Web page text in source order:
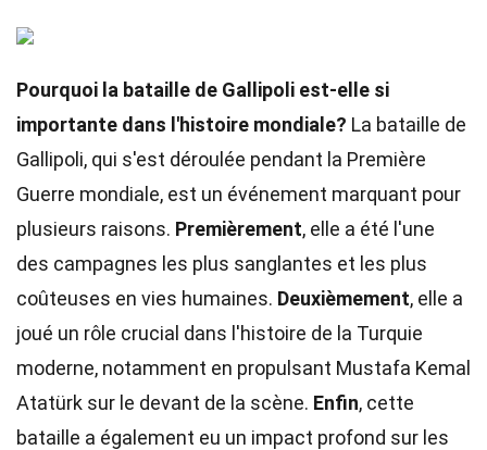
Pourquoi la bataille de Gallipoli est-elle si
importante dans l'histoire mondiale? La bataille de
Gallipoli, qui s'est déroulée pendant la Première
Guerre mondiale, est un événement marquant pour
plusieurs raisons. Premièrement, elle a été l'une
des campagnes les plus sanglantes et les plus
coûteuses en vies humaines. Deuxièmement, elle a
joué un rôle crucial dans l'histoire de la Turquie
moderne, notamment en propulsant Mustafa Kemal
Atatürk sur le devant de la scène. Enfin, cette
bataille a également eu un impact profond sur les